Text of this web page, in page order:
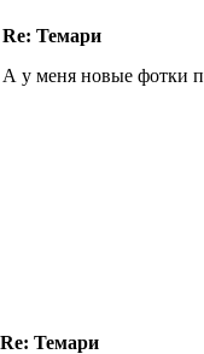
Re: Темари
А у меня новые фотки
Re: Темари